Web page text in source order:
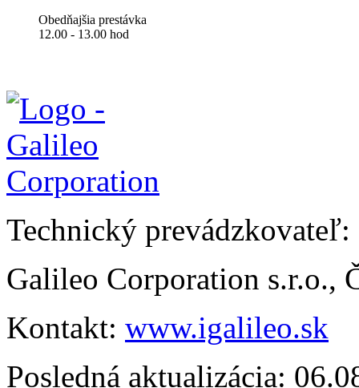
Obedňajšia prestávka
12.00 - 13.00 hod
Technický prevádzkovateľ:
Galileo Corporation s.r.o.,
Kontakt: www.igalileo.sk
Posledná aktualizácia: